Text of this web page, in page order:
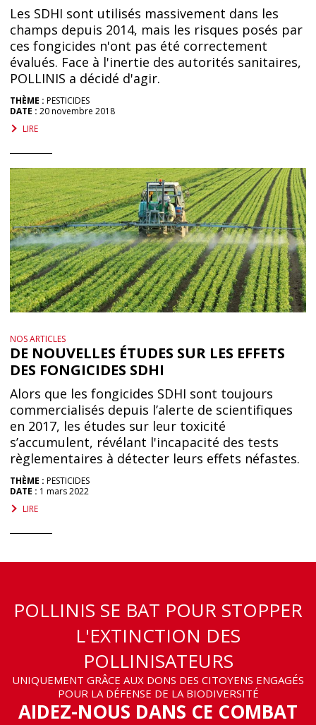
Les SDHI sont utilisés massivement dans les
champs depuis 2014, mais les risques posés par
ces fongicides n'ont pas été correctement
évalués. Face à l'inertie des autorités sanitaires,
POLLINIS a décidé d'agir.
THÈME : PESTICIDES
DATE : 20 novembre 2018
LIRE
NOS ARTICLES
DE NOUVELLES ÉTUDES SUR LES EFFETS
DES FONGICIDES SDHI
Alors que les fongicides SDHI sont toujours
commercialisés depuis l’alerte de scientifiques
en 2017, les études sur leur toxicité
s’accumulent, révélant l'incapacité des tests
règlementaires à détecter leurs effets néfastes.
THÈME : PESTICIDES
DATE : 1 mars 2022
LIRE
POLLINIS SE BAT POUR STOPPER
L'EXTINCTION DES
POLLINISATEURS
UNIQUEMENT GRÂCE AUX DONS DES CITOYENS ENGAGÉS
POUR LA DÉFENSE DE LA BIODIVERSITÉ
AIDEZ-NOUS DANS CE COMBAT